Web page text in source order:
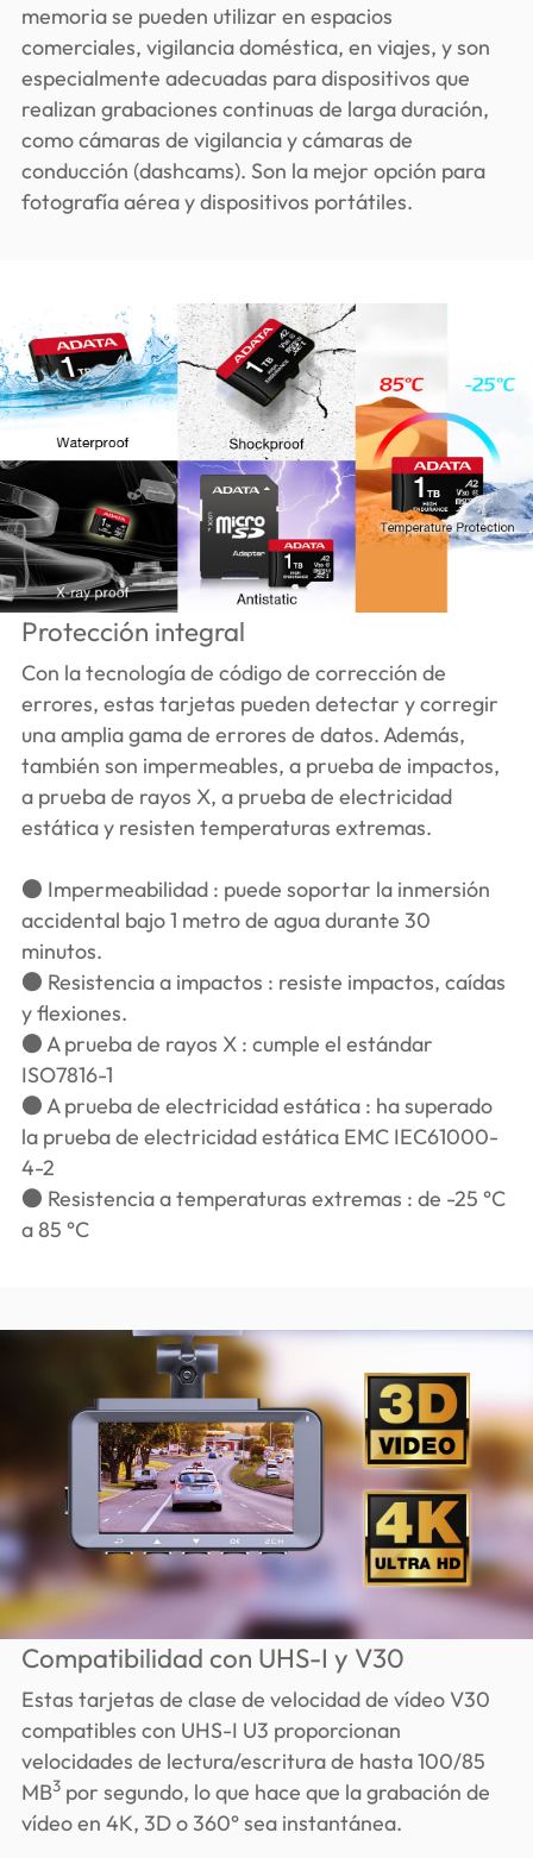
memoria se pueden utilizar en espacios
comerciales, vigilancia doméstica, en viajes, y son
especialmente adecuadas para dispositivos que
realizan grabaciones continuas de larga duración,
como cámaras de vigilancia y cámaras de
conducción (dashcams). Son la mejor opción para
fotografía aérea y dispositivos portátiles.
Protección integral
Con la tecnología de código de corrección de
errores, estas tarjetas pueden detectar y corregir
una amplia gama de errores de datos. Además,
también son impermeables, a prueba de impactos,
a prueba de rayos X, a prueba de electricidad
estática y resisten temperaturas extremas.
● Impermeabilidad : puede soportar la inmersión
accidental bajo 1 metro de agua durante 30
minutos.
● Resistencia a impactos : resiste impactos, caídas
y flexiones.
● A prueba de rayos X : cumple el estándar
ISO7816-1
● A prueba de electricidad estática : ha superado
la prueba de electricidad estática EMC IEC61000-
4-2
● Resistencia a temperaturas extremas : de -25 °C
a 85 °C
Compatibilidad con UHS-I y V30
Estas tarjetas de clase de velocidad de vídeo V30
compatibles con UHS-I U3 proporcionan
velocidades de lectura/escritura de hasta 100/85
MB3por segundo, lo que hace que la grabación de
vídeo en 4K, 3D o 360° sea instantánea.